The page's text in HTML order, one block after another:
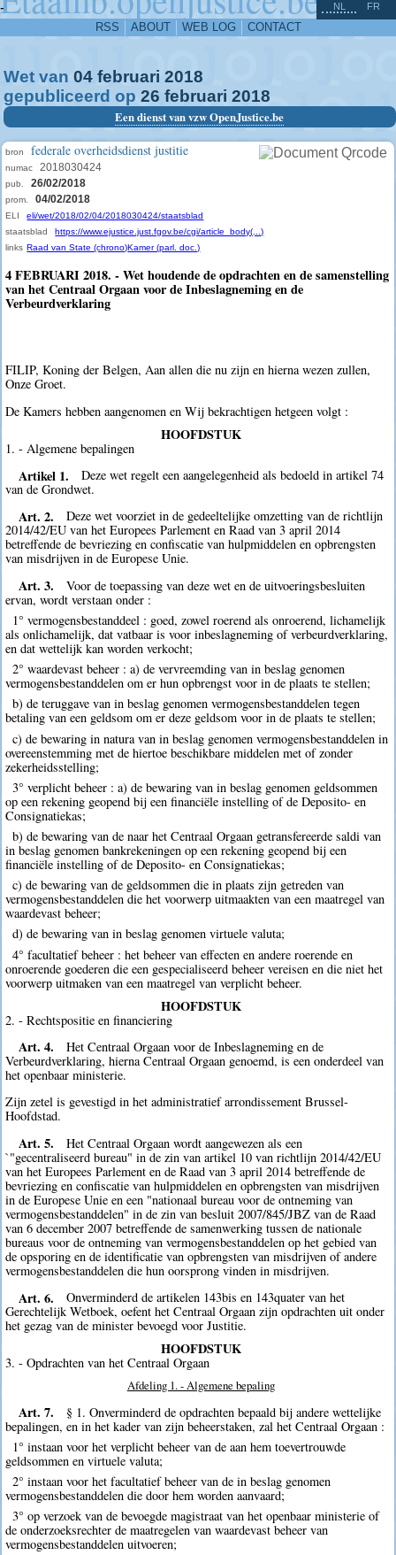
-
RSS ABOUT WEB LOG CONTACT
NL FR
Wet van 04 februari 2018
gepubliceerd op 26 februari 2018
Een dienst van vzw OpenJustice.be
bron federale overheidsdienst justitie
numac 2018030424
pub. 26/02/2018
prom. 04/02/2018
ELI
eli/wet/2018/02/04/2018030424/staatsblad
staatsblad
https://www.ejustice.just.fgov.be/cgi/article_body(...)
links Raad van State (chrono)Kamer (parl. doc.)
4 FEBRUARI 2018. - Wet houdende de opdrachten en de samenstelling
van het Centraal Orgaan voor de Inbeslagneming en de
Verbeurdverklaring
FILIP, Koning der Belgen, Aan allen die nu zijn en hierna wezen zullen,
Onze Groet.
De Kamers hebben aangenomen en Wij bekrachtigen hetgeen volgt :
HOOFDSTUK
1. - Algemene bepalingen
Artikel 1.
Deze wet regelt een aangelegenheid als bedoeld in artikel 74
van de Grondwet.
Art. 2.
Deze wet voorziet in de gedeeltelijke omzetting van de richtlijn
2014/42/EU van het Europees Parlement en Raad van 3 april 2014
betreffende de bevriezing en confiscatie van hulpmiddelen en opbrengsten
van misdrijven in de Europese Unie.
Art. 3.
Voor de toepassing van deze wet en de uitvoeringsbesluiten
ervan, wordt verstaan onder :
1° vermogensbestanddeel : goed, zowel roerend als onroerend, lichamelijk
als onlichamelijk, dat vatbaar is voor inbeslagneming of verbeurdverklaring,
en dat wettelijk kan worden verkocht;
2° waardevast beheer : a) de vervreemding van in beslag genomen
vermogensbestanddelen om er hun opbrengst voor in de plaats te stellen;
b) de teruggave van in beslag genomen vermogensbestanddelen tegen
betaling van een geldsom om er deze geldsom voor in de plaats te stellen;
c) de bewaring in natura van in beslag genomen vermogensbestanddelen in
overeenstemming met de hiertoe beschikbare middelen met of zonder
zekerheidsstelling;
3° verplicht beheer : a) de bewaring van in beslag genomen geldsommen
op een rekening geopend bij een financiële instelling of de Deposito- en
Consignatiekas;
b) de bewaring van de naar het Centraal Orgaan getransfereerde saldi van
in beslag genomen bankrekeningen op een rekening geopend bij een
financiële instelling of de Deposito- en Consignatiekas;
c) de bewaring van de geldsommen die in plaats zijn getreden van
vermogensbestanddelen die het voorwerp uitmaakten van een maatregel van
waardevast beheer;
d) de bewaring van in beslag genomen virtuele valuta;
4° facultatief beheer : het beheer van effecten en andere roerende en
onroerende goederen die een gespecialiseerd beheer vereisen en die niet het
voorwerp uitmaken van een maatregel van verplicht beheer.
HOOFDSTUK
2. - Rechtspositie en financiering
Art. 4.
Het Centraal Orgaan voor de Inbeslagneming en de
Verbeurdverklaring, hierna Centraal Orgaan genoemd, is een onderdeel van
het openbaar ministerie.
Zijn zetel is gevestigd in het administratief arrondissement Brussel-
Hoofdstad.
Art. 5.
Het Centraal Orgaan wordt aangewezen als een
`"gecentraliseerd bureau" in de zin van artikel 10 van richtlijn 2014/42/EU
van het Europees Parlement en de Raad van 3 april 2014 betreffende de
bevriezing en confiscatie van hulpmiddelen en opbrengsten van misdrijven
in de Europese Unie en een "nationaal bureau voor de ontneming van
vermogensbestanddelen" in de zin van besluit 2007/845/JBZ van de Raad
van 6 december 2007 betreffende de samenwerking tussen de nationale
bureaus voor de ontneming van vermogensbestanddelen op het gebied van
de opsporing en de identificatie van opbrengsten van misdrijven of andere
vermogensbestanddelen die hun oorsprong vinden in misdrijven.
Art. 6.
Onverminderd de artikelen 143bis en 143quater van het
Gerechtelijk Wetboek, oefent het Centraal Orgaan zijn opdrachten uit onder
het gezag van de minister bevoegd voor Justitie.
HOOFDSTUK
3. - Opdrachten van het Centraal Orgaan
Afdeling 1. - Algemene bepaling
Art. 7.
§ 1. Onverminderd de opdrachten bepaald bij andere wettelijke
bepalingen, en in het kader van zijn beheerstaken, zal het Centraal Orgaan :
1° instaan voor het verplicht beheer van de aan hem toevertrouwde
geldsommen en virtuele valuta;
2° instaan voor het facultatief beheer van de in beslag genomen
vermogensbestanddelen die door hem worden aanvaard;
3° op verzoek van de bevoegde magistraat van het openbaar ministerie of
de onderzoeksrechter de maatregelen van waardevast beheer van
vermogensbestanddelen uitvoeren;
^